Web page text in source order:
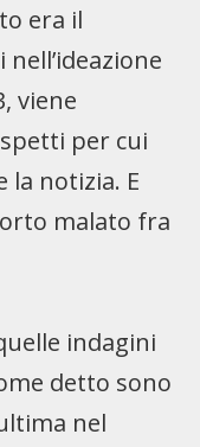
era il
viene
per cui
la notizia. E
malato fra
indagini
detto sono
nel